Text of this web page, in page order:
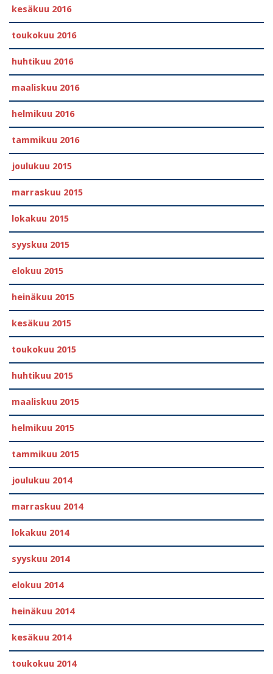
kesäkuu 2016
toukokuu 2016
huhtikuu 2016
maaliskuu 2016
helmikuu 2016
tammikuu 2016
joulukuu 2015
marraskuu 2015
lokakuu 2015
syyskuu 2015
elokuu 2015
heinäkuu 2015
kesäkuu 2015
toukokuu 2015
huhtikuu 2015
maaliskuu 2015
helmikuu 2015
tammikuu 2015
joulukuu 2014
marraskuu 2014
lokakuu 2014
syyskuu 2014
elokuu 2014
heinäkuu 2014
kesäkuu 2014
toukokuu 2014